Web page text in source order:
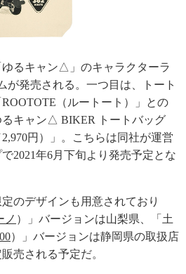
るキャン△」のキャラクターラ
が発売される。一つ目は、トート
（ルートート）」との
るキャン△ BIKER トートバッグ
円）」。こちらは同社が運営
2021年6月下旬より発売予定とな
のデザインも用意されており
ノ ）」バージョンは山梨県、「土
）」バージョンは静岡県の取扱店
売される予定だ。